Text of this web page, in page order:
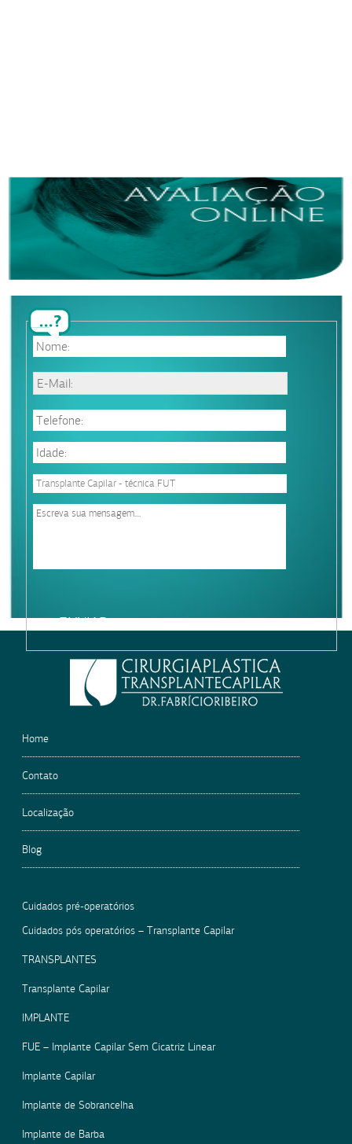
leave
Home
Contato
Localização
Blog
Cuidados pré-operatórios
Cuidados pós operatórios – Transplante Capilar
TRANSPLANTES
Transplante Capilar
IMPLANTE
FUE – Implante Capilar Sem Cicatriz Linear
Implante Capilar
Implante de Sobrancelha
Implante de Barba